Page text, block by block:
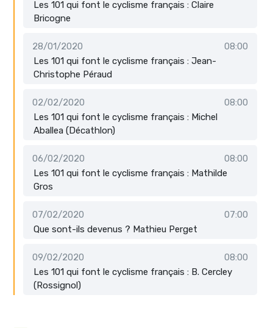
Les 101 qui font le cyclisme français : Claire
Bricogne
28/01/2020
08:00
Les 101 qui font le cyclisme français : Jean-
Christophe Péraud
02/02/2020
08:00
Les 101 qui font le cyclisme français : Michel
Aballea (Décathlon)
06/02/2020
08:00
Les 101 qui font le cyclisme français : Mathilde
Gros
07/02/2020
07:00
Que sont-ils devenus ? Mathieu Perget
09/02/2020
08:00
Les 101 qui font le cyclisme français : B. Cercley
(Rossignol)